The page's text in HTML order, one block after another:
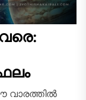
വാരത്തിൽ